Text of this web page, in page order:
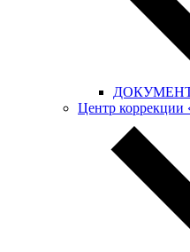
Центр коррекции